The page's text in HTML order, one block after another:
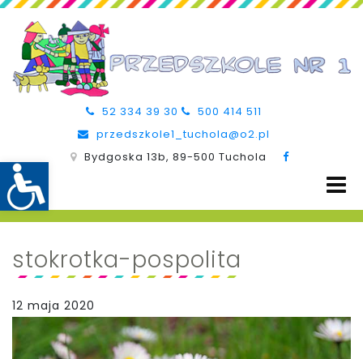
52 334 39 30
500 414 511
przedszkole1_tuchola@o2.pl
Bydgoska 13b, 89-500 Tuchola
stokrotka-pospolita
12 maja 2020